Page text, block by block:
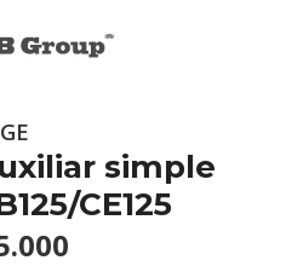
GE
simple
CE125